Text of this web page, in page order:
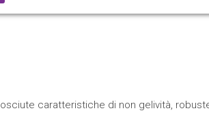
caratteristiche di non gelività,